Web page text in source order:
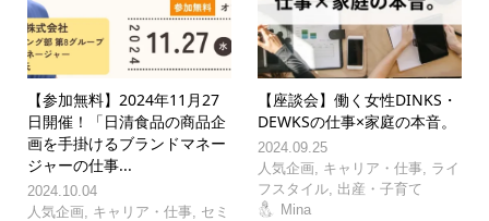
【参加無料】2024年11月27
日開催！「日清食品の商品企
画を手掛けるブランドマネー
ジャーの仕事...
2024.10.04
人気企画, キャリア・仕事
セミ
【座談会】働く女性DINKS・
DEWKSの仕事×家庭の本音。
2024.09.25
人気企画 キャリア・仕事
ライ
フスタイル 出産・子育て
Mina